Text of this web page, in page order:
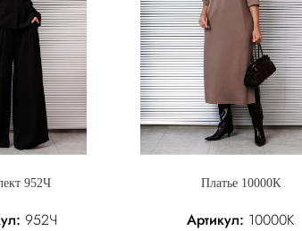
952Ч
952Ч
Платье 10000К
Артикул: 10000К